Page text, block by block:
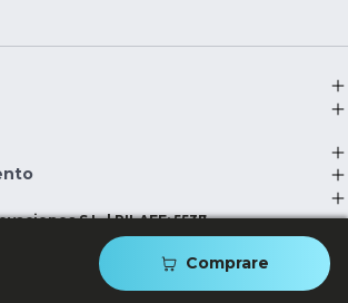
Comprare
S.L. | RII-AEE: 5537